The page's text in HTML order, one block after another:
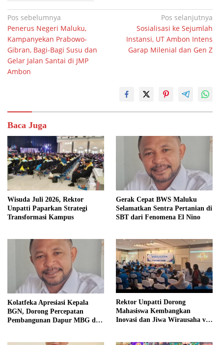
Navigasi
pos
Pos sebelumnya
Penerus Negeri Maluku,
Kampanyekan Prabowo-
Gibran, Bagi-Bagi Susu dan
Gelar Jalan Santai di JMP
Ambon
Pos selanjutnya
Sosialisasi ke Sejumlah
Instansi, UT Ambon Intens
Garap Milenial dan Gen Z
Baca Juga
Wisuda Juli 2026, Rektor
Unpatti Paparkan Strategi
Transformasi Kampus
Gerak Cepat BWS Maluku
Selamatkan Sentra Pertanian di
SBT dari Fenomena El Nino
Kolatfeka Apresiasi Kepala
BGN, Dorong Percepatan
Pembangunan Dapur MBG di
Rektor Unpatti Dorong
Mahasiswa Kembangkan
Inovasi dan Jiwa Wirausaha via